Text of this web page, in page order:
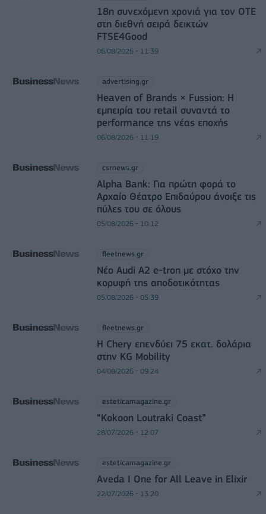
18η συνεχόμενη χρονιά για τον ΟΤΕ
στη διεθνή σειρά δεικτών
FTSE4Good
06/08/2026 - 11:39
advertising.gr
Heaven of Brands × Fussion: Η
εμπειρία του retail συναντά το
performance της νέας εποχής
06/08/2026 - 11:19
csrnews.gr
Alpha Bank: Για πρώτη φορά το
Αρχαίο Θέατρο Επιδαύρου άνοιξε τις
πύλες του σε όλους
05/08/2026 - 10:12
fleetnews.gr
Νέο Audi A2 e-tron με στόχο την
κορυφή της αποδοτικότητας
05/08/2026 - 05:39
fleetnews.gr
Η Chery επενδύει 75 εκατ. δολάρια
στην KG Mobility
04/08/2026 - 09:24
esteticamagazine.gr
“Kokoon Loutraki Coast”
28/07/2026 - 12:07
esteticamagazine.gr
Aveda I One for All Leave in Elixir
22/07/2026 - 13:20